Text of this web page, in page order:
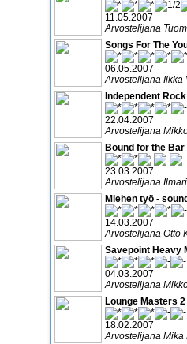
11.05.2007
Arvostelijana
Songs For The
06.05.2007
Arvostelijana Ilkka
Independent Rock
22.04.2007
Arvostelijana
Bound for the Bar
23.03.2007
Arvostelijana
Miehen työ -
14.03.2007
Arvostelijana Otto
Savepoint Heavy
04.03.2007
Arvostelijana
Lounge Masters 2
18.02.2007
Arvostelijana Mika